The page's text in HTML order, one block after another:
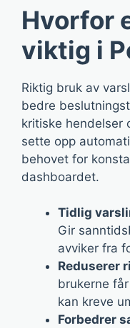
Hvorfor
viktig i
Riktig bruk av
bedre
kritiske hendelser
sette opp
behovet for
dashboardet.
Tidlig
Gir
avviker fra
Reduserer
brukerne
kan kreve
Forbedrer